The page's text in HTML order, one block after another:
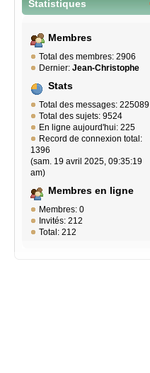
Statistiques
Membres
Total des membres: 2906
Dernier: Jean-Christophe
Stats
Total des messages: 225089
Total des sujets: 9524
En ligne aujourd'hui: 225
Record de connexion total:
1396
(sam. 19 avril 2025, 09:35:19
am)
Membres en ligne
Membres: 0
Invités: 212
Total: 212